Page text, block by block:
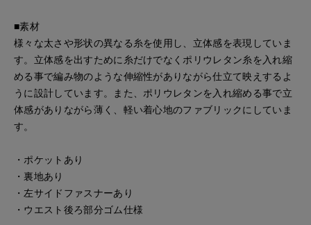
■素材
様々な太さや形状の異なる糸を使用し、立体感を表現していま
す。立体感を出すために糸だけでなくポリウレタン糸を入れ縮
める事で編み物のような伸縮性がありながら仕立て映えするよ
うに設計しています。また、ポリウレタンを入れ縮める事で立
体感がありながら薄く、軽い着心地のファブリックにしていま
す。
・ポケットあり
・裏地あり
・左サイドファスナーあり
・ウエスト後ろ部分ゴム仕様